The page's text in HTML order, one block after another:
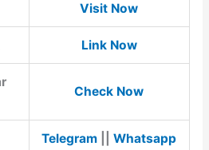
Visit Now
Link Now
Check Now
Telegram ||Whatsapp